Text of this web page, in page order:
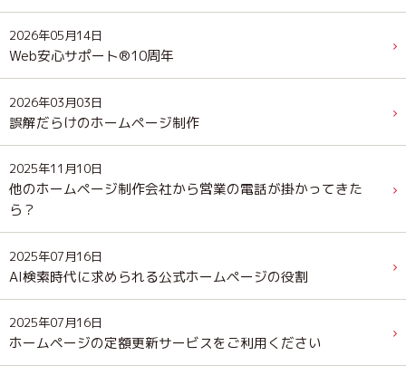
2026年05月14日
Web安心サポート®10周年
2026年03月03日
誤解だらけのホームページ制作
2025年11月10日
他のホームページ制作会社から営業の電話が掛かってきた
ら？
2025年07月16日
AI検索時代に求められる公式ホームページの役割
2025年07月16日
ホームページの定額更新サービスをご利用ください